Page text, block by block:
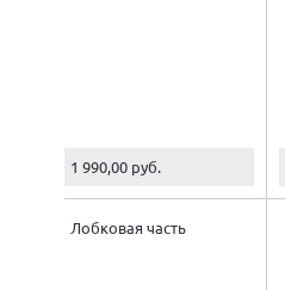
1 990,00 руб.
Лобковая часть